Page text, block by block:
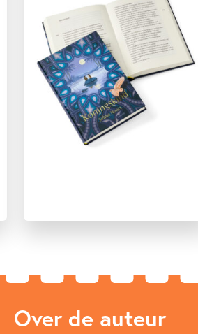
Salomonsoordeel.
Over de auteur